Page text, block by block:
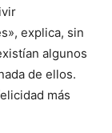
explica, sin
algunos
de ellos.
más